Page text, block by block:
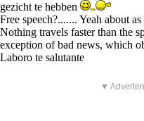
gezicht te hebben
Free speech?....... Yeah about
Nothing travels faster than the
exception of bad news, which
Laboro te salutante
▼